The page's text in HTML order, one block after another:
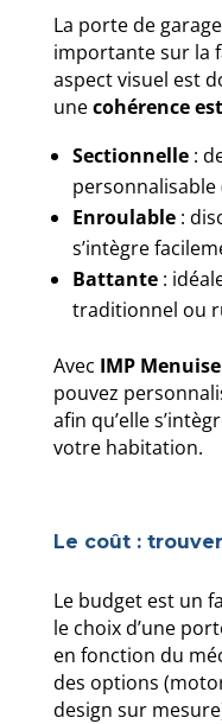
La porte de
importante sur la
aspect visuel est
unecohérence
Sectionnelle:
Enroulable:
s’intègre
Battante:
traditionnel ou
Avec IMP
pouvez
afin qu’elle
votre habitation.
Le coût :
Le budget est un
le choix d’une
en fonction du
des options
design sur